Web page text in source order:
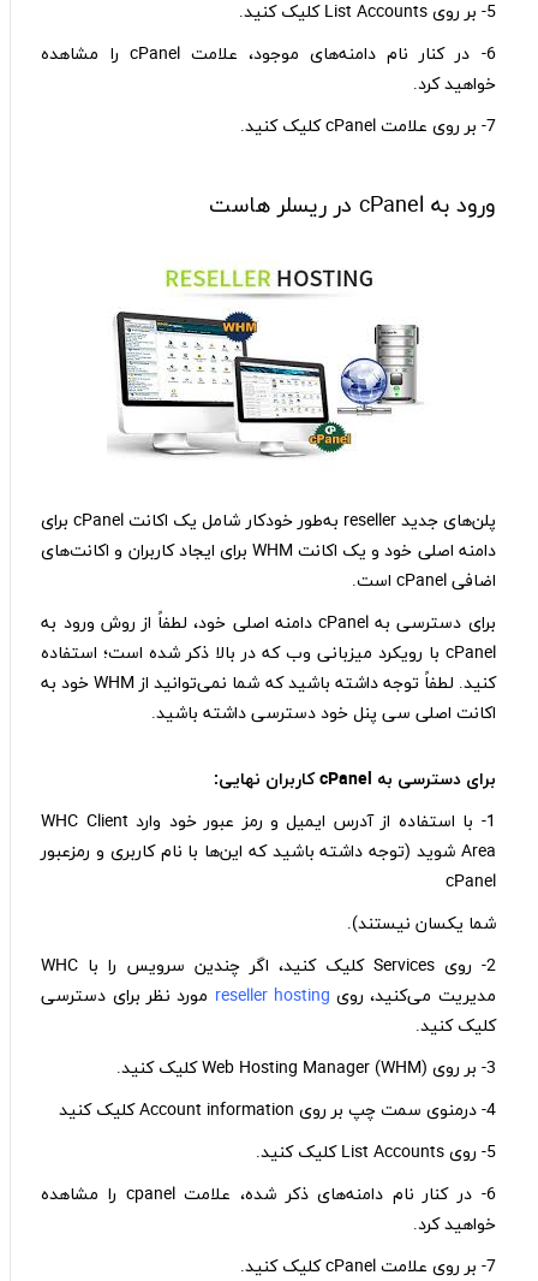
5- بر روی List Accounts کلیک کنید.
6- در کنار نام دامنه‌های موجود، علامت cPanel را مشاهده
خواهید کرد.
7- بر روی علامت cPanel کلیک کنید.
ورود به cPanel در ریسلر هاست
پلن‌های جدید reseller به‌طور خودکار شامل یک اکانت cPanel برای
دامنه اصلی خود و یک اکانت WHM برای ایجاد کاربران و اکانت‌های
اضافی cPanel است.
برای دسترسی به cPanel دامنه اصلی خود، لطفاً از روش ورود به
cPanel با رویکرد میزبانی وب که در بالا ذکر شده است؛ استفاده
کنید. لطفاً توجه داشته باشید که شما نمی‌توانید از WHM خود به
اکانت اصلی سی پنل خود دسترسی داشته باشید.
برای دسترسی به
کاربران نهایی:
1- با استفاده از آدرس ایمیل و رمز عبور خود وارد WHC Client
Area شوید (توجه داشته باشید که این‌ها با نام کاربری و رمزعبور
cPanel
شما یکسان نیستند).
2- روی Services کلیک کنید، اگر چندین سرویس را با WHC
مدیریت می‌کنید، روی reseller hosting مورد نظر برای دسترسی
کلیک کنید.
3- بر روی (Web Hosting Manager (WHM کلیک کنید.
4- درمنوی سمت چپ بر روی Account information کلیک کنید
5- روی List Accounts کلیک کنید.
6- در کنار نام دامنه‌های ذکر شده، علامت cpanel را مشاهده
خواهید کرد.
7- بر روی علامت cPanel کلیک کنید.